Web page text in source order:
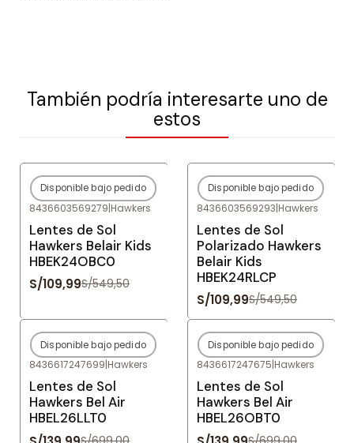
También podría interesarte uno de
estos
-80%OFF
Agotado
Disponible bajo pedido
8436603569279|Hawkers
Lentes de Sol
Hawkers Belair Kids
HBEK24OBC0
S/109,99S/549,50
-80%OFF
Agotado
Disponible bajo pedido
8436603569293|Hawkers
Lentes de Sol
Polarizado Hawkers
Belair Kids
HBEK24RLCP
S/109,99S/549,50
-80%OFF
Agotado
Disponible bajo pedido
8436617247699|Hawkers
Lentes de Sol
Hawkers Bel Air
HBEL26LLT0
-80%OFF
Agotado
Disponible bajo pedido
8436617247675|Hawkers
Lentes de Sol
Hawkers Bel Air
HBEL26OBT0